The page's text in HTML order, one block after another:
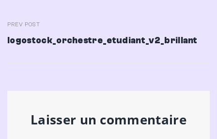
Navigation
de
Previous
Post
PREV POST
logostock_orchestre_etudiant_v2_brillant
Laisser un commentaire